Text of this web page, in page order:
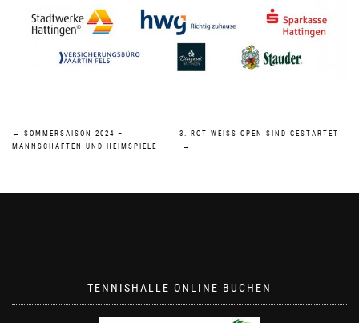
BEITRAGSNAVIGATION
←
SOMMERSAISON 2024 –
MANNSCHAFTEN UND HEIMSPIELE
3. ROT WEISS OPEN SIND GESTARTET
→
TENNISHALLE ONLINE BUCHEN